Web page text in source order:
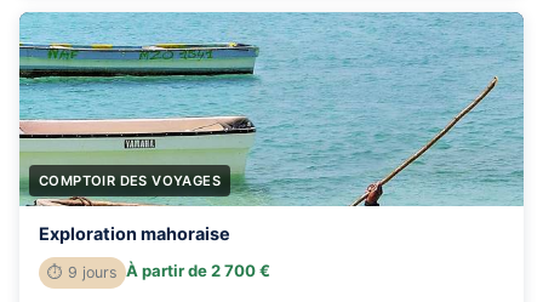
COMPTOIR DES VOYAGES
Exploration mahoraise
⏱ 9 jours À partir de 2 700 €